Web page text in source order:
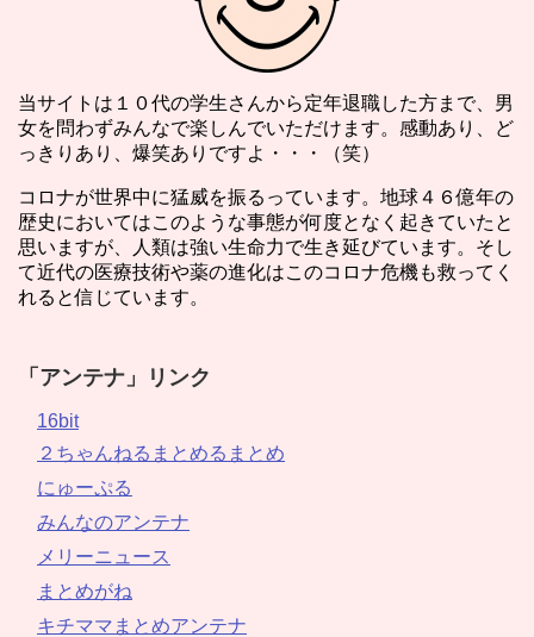
当サイトは１０代の学生さんから定年退職した方まで、男
女を問わずみんなで楽しんでいただけます。感動あり、ど
っきりあり、爆笑ありですよ・・・（笑）
コロナが世界中に猛威を振るっています。地球４６億年の
歴史においてはこのような事態が何度となく起きていたと
思いますが、人類は強い生命力で生き延びています。そし
て近代の医療技術や薬の進化はこのコロナ危機も救ってく
れると信じています。
「アンテナ」リンク
16bit
２ちゃんねるまとめるまとめ
にゅーぷる
みんなのアンテナ
メリーニュース
まとめがね
キチママまとめアンテナ